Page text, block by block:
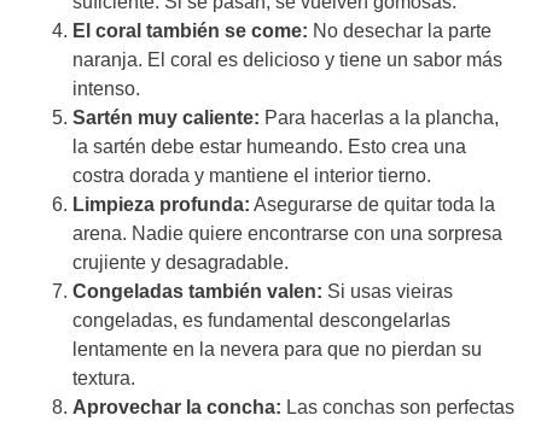
El coral también se come: No desechar la parte
naranja. El coral es delicioso y tiene un sabor más
intenso.
Sartén muy caliente: Para hacerlas a la plancha,
la sartén debe estar humeando. Esto crea una
costra dorada y mantiene el interior tierno.
Limpieza profunda: Asegurarse de quitar toda la
arena. Nadie quiere encontrarse con una sorpresa
crujiente y desagradable.
Congeladas también valen: Si usas vieiras
congeladas, es fundamental descongelarlas
lentamente en la nevera para que no pierdan su
textura.
Aprovechar la concha: Las conchas son perfectas